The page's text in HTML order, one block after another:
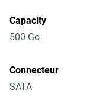
Capacity
500 Go
Connecteur
SATA